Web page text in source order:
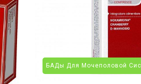
БАДы Для Мочеполовой